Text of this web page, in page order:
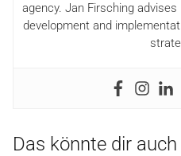
agency. Jan Firsching
development and
Das könnte dir